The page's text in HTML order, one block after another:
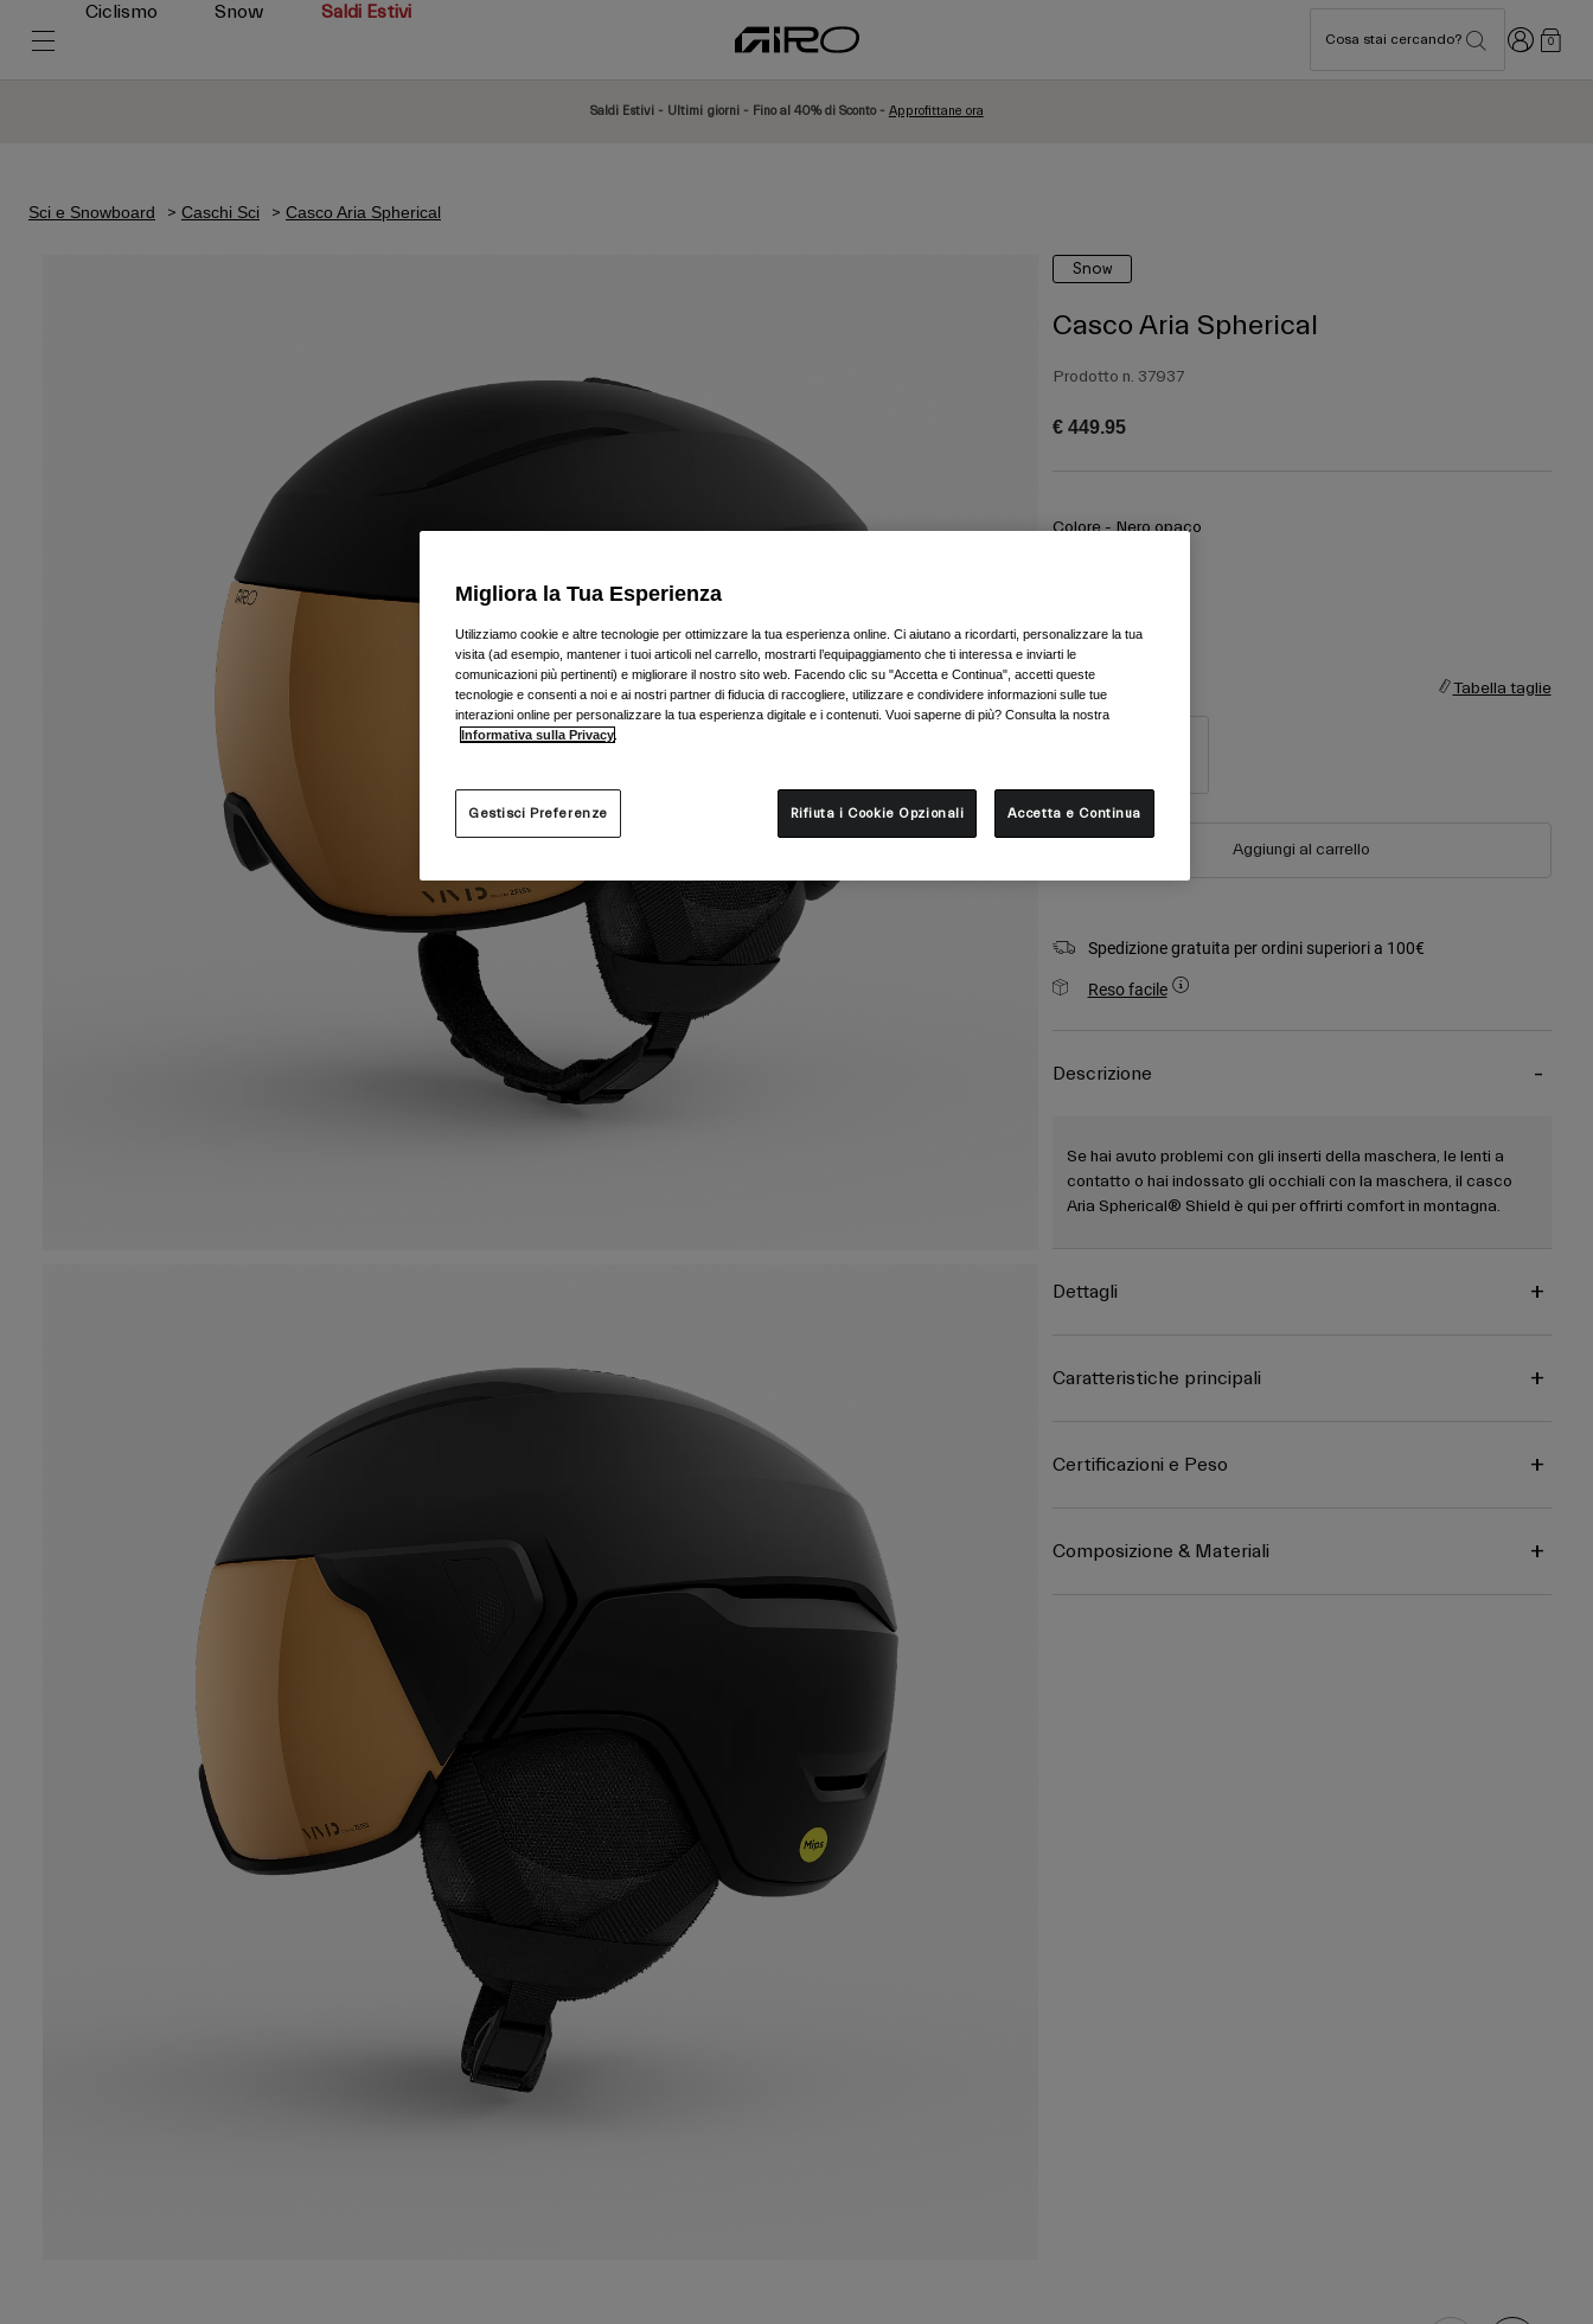
Ciclismo Snow Saldi Estivi
Cosa stai cercando? Accedi
0
Saldi Estivi - Ultimi giorni - Fino al 40% di Sconto - Approfittane ora
Sci e Snowboard Caschi Sci Casco Aria Spherical
Snow
Casco Aria Spherical
Prodotto n. 37937
€ 449.95
Colore -Nero opaco
selezionato
Taglia Tabella taglie
Aggiungi al carrello
Spedizione gratuita per ordini superiori a 100€
Reso facile
Descrizione
Se hai avuto problemi con gli inserti della maschera, le lenti a
contatto o hai indossato gli occhiali con la maschera, il casco
Aria Spherical® Shield è qui per offrirti comfort in montagna.
Dettagli
Caratteristiche principali
Certificazioni e Peso
Composizione & Materiali
Migliora la Tua Esperienza
Utilizziamo cookie e altre tecnologie per ottimizzare la tua esperienza online. Ci aiutano a ricordarti, personalizzare la tua
visita (ad esempio, mantener i tuoi articoli nel carrello, mostrarti l’equipaggiamento che ti interessa e inviarti le
comunicazioni più pertinenti) e migliorare il nostro sito web. Facendo clic su "Accetta e Continua", accetti queste
tecnologie e consenti a noi e ai nostri partner di fiducia di raccogliere, utilizzare e condividere informazioni sulle tue
interazioni online per personalizzare la tua esperienza digitale e i contenuti. Vuoi saperne di più? Consulta la nostra
Informativa sulla Privacy
Gestisci Preferenze Rifiuta i Cookie Opzionali Accetta e Continua